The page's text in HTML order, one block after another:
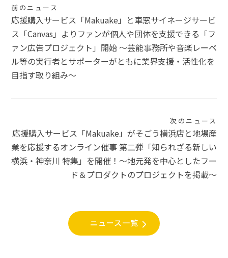
投
稿
ナ
ビ
ゲ
ョ
ン
前のニュース
応援購入サービス「Makuake」と車窓サイネージサービ
ス「Canvas」よりファンが個人や団体を支援できる「フ
ァン広告プロジェクト」開始 〜芸能事務所や音楽レーベ
ル等の実行者とサポーターがともに業界支援・活性化を
目指す取り組み〜
次のニュース
応援購入サービス「Makuake」がそごう横浜店と地場産
業を応援するオンライン催事 第二弾「知られざる新しい
横浜・神奈川 特集」を開催！〜地元発を中心としたフー
ド＆プロダクトのプロジェクトを掲載〜
ニュース一覧